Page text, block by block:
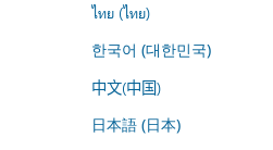
ไทย (ไทย)
한국어 (대한민국)
中文(中国)
日本語 (日本)